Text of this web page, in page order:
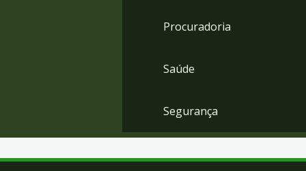
Procuradoria
Saúde
Segurança